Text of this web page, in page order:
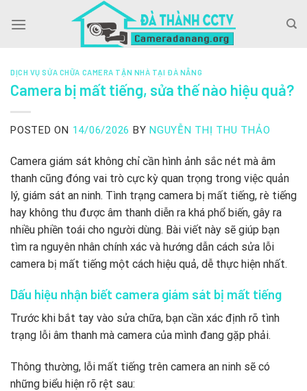
DỊCH VỤ SỬA CHỮA CAMERA TẬN NHÀ TẠI ĐÀ NẴNG
Camera bị mất tiếng, sửa thế nào hiệu quả?
POSTED ON 14/06/2026 BY NGUYỄN THỊ THU THẢO
Camera giám sát không chỉ cần hình ảnh sắc nét mà âm
thanh cũng đóng vai trò cực kỳ quan trọng trong việc quản
lý, giám sát an ninh. Tình trạng camera bị mất tiếng, rè tiếng
hay không thu được âm thanh diễn ra khá phổ biến, gây ra
nhiều phiền toái cho người dùng. Bài viết này sẽ giúp bạn
tìm ra nguyên nhân chính xác và hướng dẫn cách sửa lỗi
camera bị mất tiếng một cách hiệu quả, dễ thực hiện nhất.
Dấu hiệu nhận biết camera giám sát bị mất tiếng
Trước khi bắt tay vào sửa chữa, bạn cần xác định rõ tình
trạng lỗi âm thanh mà camera của mình đang gặp phải.
Thông thường, lỗi mất tiếng trên camera an ninh sẽ có
những biểu hiện rõ rệt sau: